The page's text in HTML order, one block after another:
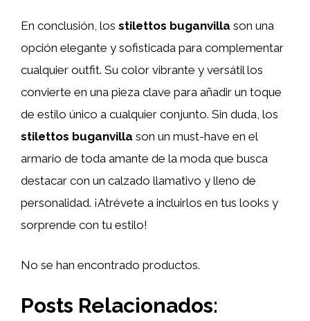
En conclusión, los stilettos buganvilla son una
opción elegante y sofisticada para complementar
cualquier outfit. Su color vibrante y versátil los
convierte en una pieza clave para añadir un toque
de estilo único a cualquier conjunto. Sin duda, los
stilettos buganvilla son un must-have en el
armario de toda amante de la moda que busca
destacar con un calzado llamativo y lleno de
personalidad. ¡Atrévete a incluirlos en tus looks y
sorprende con tu estilo!
No se han encontrado productos.
Posts Relacionados: